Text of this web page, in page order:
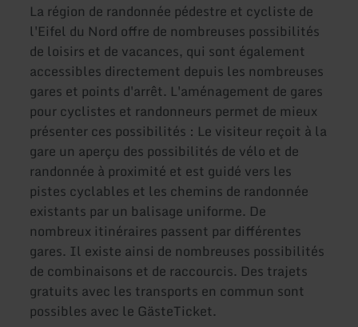
La région de randonnée pédestre et cycliste de
l'Eifel du Nord offre de nombreuses possibilités
de loisirs et de vacances, qui sont également
accessibles directement depuis les nombreuses
gares et points d'arrêt. L'aménagement de gares
pour cyclistes et randonneurs permet de mieux
présenter ces possibilités : Le visiteur reçoit à la
gare un aperçu des possibilités de vélo et de
randonnée à proximité et est guidé vers les
pistes cyclables et les chemins de randonnée
existants par un balisage uniforme. De
nombreux itinéraires passent par différentes
gares. Il existe ainsi de nombreuses possibilités
de combinaisons et de raccourcis. Des trajets
gratuits avec les transports en commun sont
possibles avec le GästeTicket.